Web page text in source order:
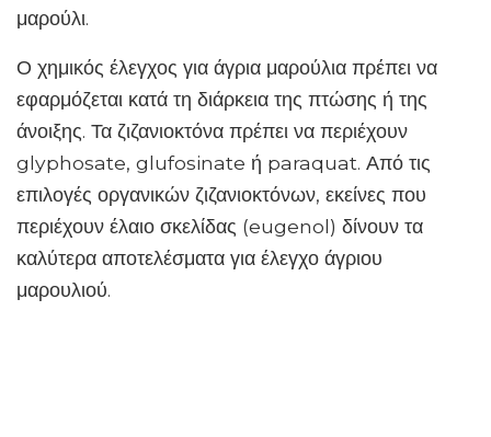
μαρούλι.
Ο χημικός έλεγχος για άγρια ​​μαρούλια πρέπει να
εφαρμόζεται κατά τη διάρκεια της πτώσης ή της
άνοιξης. Τα ζιζανιοκτόνα πρέπει να περιέχουν
glyphosate, glufosinate ή paraquat. Από τις
επιλογές οργανικών ζιζανιοκτόνων, εκείνες που
περιέχουν έλαιο σκελίδας (eugenol) δίνουν τα
καλύτερα αποτελέσματα για έλεγχο άγριου
μαρουλιού.